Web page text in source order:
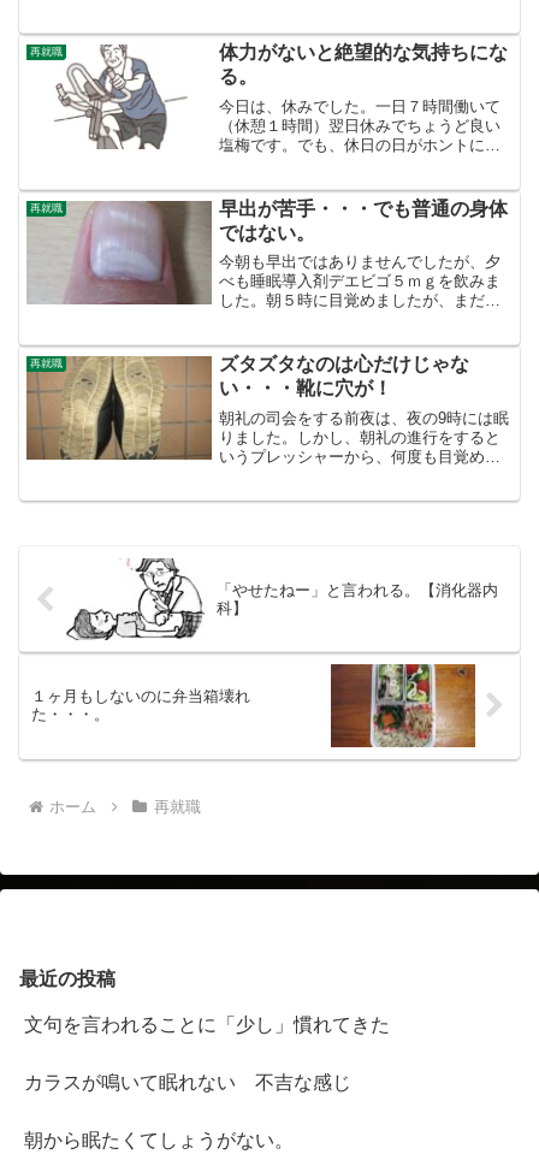
いきました。何軒か行きつけの店を訪ね
ましたが、シャッターがし...
再就職
体力がないと絶望的な気持ちにな
る。
今日は、休みでした。一日７時間働いて
（休憩１時間）翌日休みでちょうど良い
塩梅です。でも、休日の日がホントに休
があります。この調子で行くと、仕事を
やり続けて行けるのか、たい...
再就職
早出が苦手・・・でも普通の身体
ではない。
今朝も早出ではありませんでしたが、夕
べも睡眠導入剤デエビゴ５ｍｇを飲みま
した。朝５時に目覚めましたが、まだ眠
眠りました。何時間寝れば気が済むので
しょう。夜の１０時過ぎに...
再就職
ズタズタなのは心だけじゃな
い・・・靴に穴が！
朝礼の司会をする前夜は、夜の9時には眠
りました。しかし、朝礼の進行をすると
いうプレッシャーから、何度も目覚めま
「やせたねー」と言われる。【消化器内
科】
１ヶ月もしないのに弁当箱壊れ
た・・・。
ホーム 再就職
最近の投稿
文句を言われることに「少し」慣れてきた
カラスが鳴いて眠れない 不吉な感じ
朝から眠たくてしょうがない。